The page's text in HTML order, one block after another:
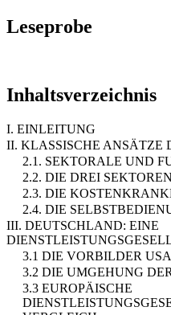
Leseprobe
Inhaltsverzeichnis
I. EINLEITUNG
II. KLASSISCHE ANSÄTZE
2.1. SEKTORALE UND
2.2. DIE DREI
2.3. DIE
2.4. DIE
III. DEUTSCHLAND: EINE
3.1 DIE VORBILDER
3.2 DIE UMGEHUNG
3.3 EUROPÄISCHE